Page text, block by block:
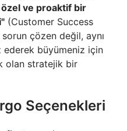
özel ve proaktif bir
(Customer Success
çözen değil, aynı
ederek büyümeniz için
olan stratejik bir
Seçenekleri